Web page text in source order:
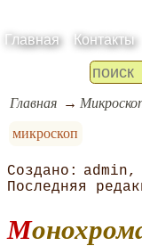
Главная Контакты
Главная
микроскоп
admin